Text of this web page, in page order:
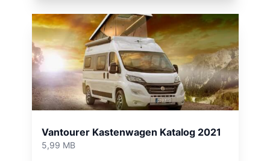
Vantourer Kastenwagen Katalog 2021
5,99 MB